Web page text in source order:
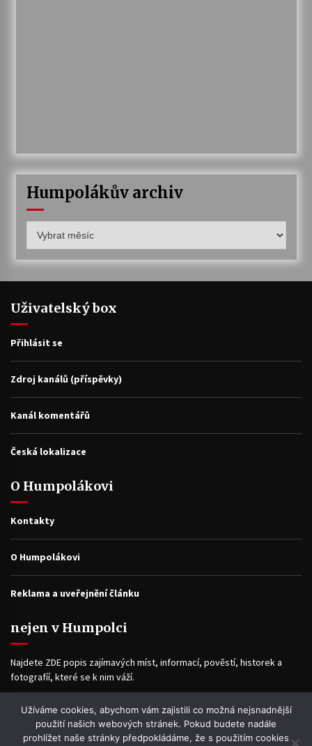
Humpolákův archiv
archiv
Uživatelský box
Přihlásit se
Zdroj kanálů (příspěvky)
Kanál komentářů
Česká lokalizace
O Humpolákovi
Kontakty
O Humpolákovi
Reklama a uveřejnění článku
nejen v Humpolci
Najdete ZDE popis zajímavých míst, informací, pověstí, historek a
fotografíí, které se k nim váží.
Facebook
Užíváme cookies, abychom vám zajistili co možná nejsnadnější
použití našich webových stránek. Pokud budete nadále
prohlížet naše stránky předpokládáme, že s použitím cookies